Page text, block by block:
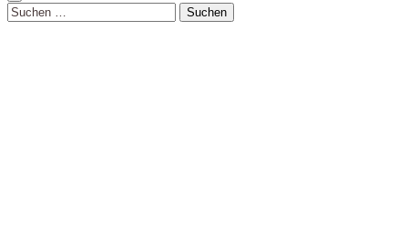
Suchen
nach: